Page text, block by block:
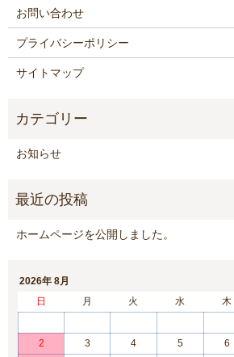
お問い合わせ
プライバシーポリシー
サイトマップ
お知らせ
ホームページを公開しました。
2026年 8月
日
月 火 水 木
2
3 4 5 6